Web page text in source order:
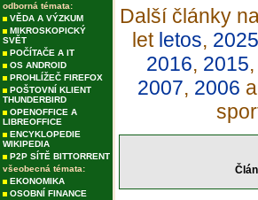
odborná témata:
VĚDA A VÝZKUM
MIKROSKOPICKÝ
SVĚT
POČÍTAČE A IT
OS ANDROID
PROHLÍŽEČ FIREFOX
POŠTOVNÍ KLIENT
THUNDERBIRD
OPENOFFICE A
LIBREOFFICE
ENCYKLOPEDIE
WIKIPEDIA
P2P SÍTĚ BITTORRENT
všeobecná témata:
EKONOMIKA
OSOBNÍ FINANCE
Další články
let letos, 2025
2016, 2015,
2007, 2006 a